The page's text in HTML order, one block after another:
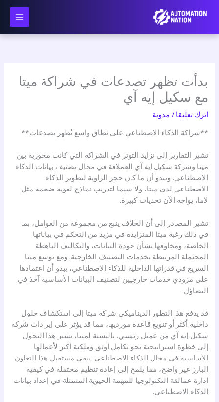
بدأت تظهر تصدعات في شراكة ميتا
مع سكيل إيه آي
اترك تعليقا / مدونة
**شراكة الذكاء الاصطناعي على نطاق واسع تُظهر تصدعات**
تشير التقارير إلى تزايد التوتر في الشراكة التي كانت محورية بين
ميتا وشركة سكيل إيه آي العملاقة في مجال تصنيف بيانات الذكاء
الاصطناعي. ويبدو أن ما كان حجر الزاوية لتطوير الذكاء
الاصطناعي لدى ميتا، ولا سيما لتدريب نماذج لغوية ضخمة مثل
لاما، يواجه الآن تحديات كبيرة.
تشير المصادر إلى أن الخلاف ينبع من مجموعة من العوامل، بما
في ذلك رغبة ميتا المتزايدة في مزيد من التحكم في بياناتها
الخاصة، ومخاوفها بشأن جودة البيانات، والتكاليف الباهظة
المحتملة المرتبطة بخدمات التصنيف الخارجية. ومع توسع ميتا
السريع في قدراتها الداخلية للذكاء الاصطناعي، يبدو أن اعتمادها
على مزودي خدمات خارجيين لتصنيف البيانات الأساسية آخذ في
التضاؤل.
قد يدفع هذا التطور الديناميكي شركة ميتا إلى استكشاف حلول
داخلية أكثر أو تنويع قاعدة مورديها، مما قد يؤثر على إيرادات شركة
سكيل إيه آي من عميل رئيسي. بالنسبة لميتا، يشير هذا التحول
إلى خطوة استراتيجية نحو تكامل أوثق وملكية أكبر لأعمالها
الأساسية في مجال الذكاء الاصطناعي. يبقى مستقبل هذا التعاون
البارز غير واضح، مما يلمح إلى إعادة تنظيم محتملة في كيفية
إدارة عمالقة التكنولوجيا للمهمة الحيوية المتمثلة في إعداد بيانات
الذكاء الاصطناعي.